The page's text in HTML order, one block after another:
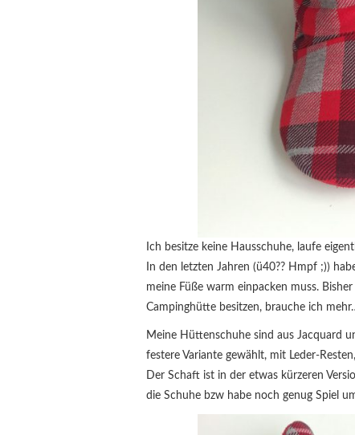
Ich besitze keine Hausschuhe, laufe
In den letzten Jahren (ü40?? Hmpf ;))
meine Füße warm einpacken muss.
Campinghütte besitzen, brauche ich
Meine Hüttenschuhe sind aus Jacquard
festere Variante gewählt, mit Leder-
Der Schaft ist in der etwas kürzeren
die Schuhe bzw habe noch genug Spiel